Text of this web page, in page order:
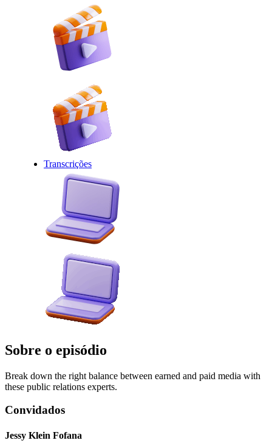
Transcrições
Sobre o episódio
Break down the right balance between earned and paid media with
these public relations experts.
Convidados
Jessy Klein Fofana